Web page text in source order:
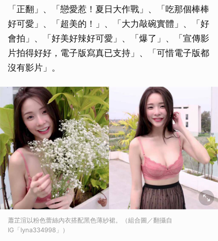
「正翻」、「戀愛惹！夏日大作戰」、「吃那個棒棒
好可愛」、「超美的！」、「大力敲碗實體」、「好
會拍」、「好美好辣好可愛」、「爆了」、「宣傳影
片拍得好好，電子版寫真已支持」、「可惜電子版都
沒有影片」。
蕭芷渲以粉色蕾絲內衣搭配黑色薄紗裙。（組合圖／翻攝自
IG「lyna334998」）